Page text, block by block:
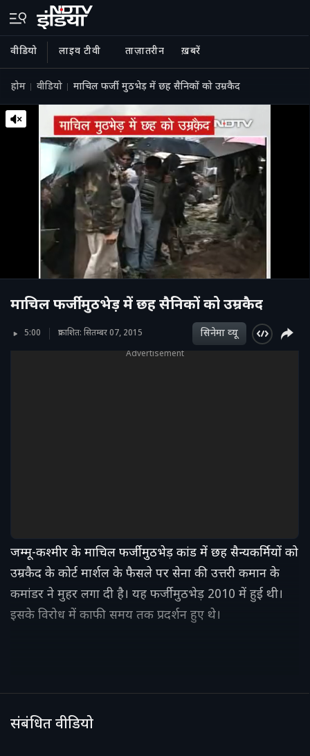
वीडियो लाइव टीवी ताज़ातरीन ख़बरें
होम वीडियो माचिल फर्जी मुठभेड़ में छह सैनिकों को उम्रकैद
माचिल फर्जी मुठभेड़ में छह सैनिकों को उम्रकैद
5:00 प्रकाशित: सितम्बर 07, 2015 सिनेमा व्‍यू
Advertisement
जम्मू-कश्मीर के माचिल फर्जी मुठभेड़ कांड में छह सैन्यकर्मियों को
उम्रकैद के कोर्ट मार्शल के फैसले पर सेना की उत्तरी कमान के
कमांडर ने मुहर लगा दी है। यह फर्जी मुठभेड़ 2010 में हुई थी।
इसके विरोध में काफी समय तक प्रदर्शन हुए थे।
संबंधित वीडियो